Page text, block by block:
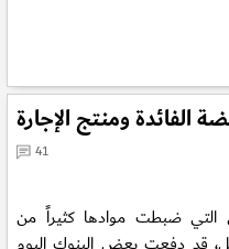
الفائدة ومنتج الإجارة
41
التي ضبطت موادها كثيراً من